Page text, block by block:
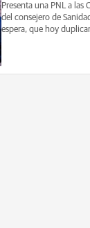
Presenta una PNL a las
del consejero de
espera, que hoy